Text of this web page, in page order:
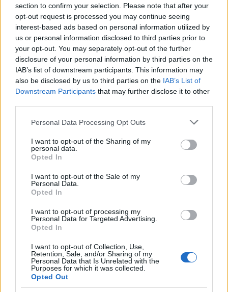
section to confirm your selection. Please note that after your
opt-out request is processed you may continue seeing
interest-based ads based on personal information utilized by
us or personal information disclosed to third parties prior to
your opt-out. You may separately opt-out of the further
disclosure of your personal information by third parties on the
IAB’s list of downstream participants. This information may
also be disclosed by us to third parties on the IAB’s List of
Downstream Participants that may further disclose it to other
Please note that this website/app uses one or more Google
not limited to your visit or usage behaviour. You may click to
grant or deny consent to Google and its third-party tags to
use your data for below specified purposes in below Google
consent section.
Personal Data Processing Opt Outs
I want to opt-out of the Sharing of my
personal data.
Opted In
I want to opt-out of the Sale of my
Personal Data.
Opted In
I want to opt-out of processing my
Personal Data for Targeted Advertising.
Opted In
I want to opt-out of Collection, Use,
Retention, Sale, and/or Sharing of my
Personal Data that Is Unrelated with the
Purposes for which it was collected.
Opted Out
AiAdhubMedia